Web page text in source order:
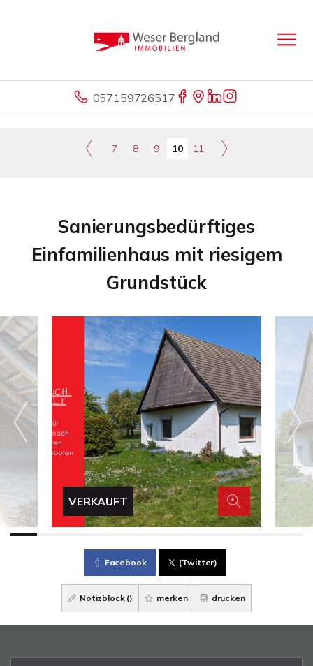
057159726517
7 8 9 10 11
Sanierungsbedürftiges
Einfamilienhaus mit riesigem
Grundstück
VERKAUFT
Facebook (Twitter)
Notizblock () merken drucken